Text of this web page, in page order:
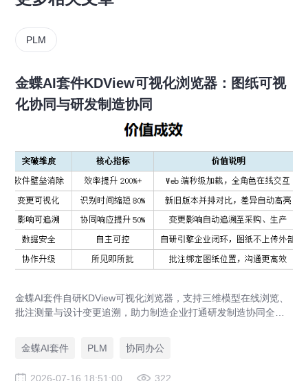
PLM
金蝶AI套件KDView可视化浏览器：图纸可视
化协同与研发制造协同
金蝶AI套件自研KDView可视化浏览器，支持三维模型在线浏览、
批注测量与设计变更追溯，助力制造企业打通研发制造协同全链
金蝶AI套件
PLM 协同办公
2026-07-16 18:51:00 322